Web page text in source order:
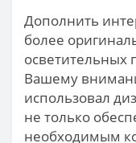
Дополнить
более
осветительных
Вашему
использовал
не только
необходимым